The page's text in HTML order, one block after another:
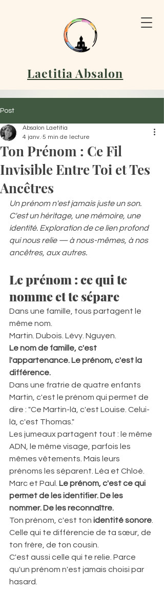
Laetitia Absalon
Post
Ton Prénom : Ce Fil
Invisible Entre Toi et Tes
Ancêtres
Absalon Laetitia
4 janv. 5 min de lecture
Un prénom n'est jamais juste un son.
C'est un héritage, une mémoire, une
identité. Exploration de ce lien profond
qui nous relie — à nous-mêmes, à nos
ancêtres, aux autres.
Le prénom : ce qui te
nomme et te sépare
Dans une famille, tous partagent le
même nom.
Martin. Dubois. Lévy. Nguyen.
Le nom de famille, c'est
l'appartenance. Le prénom, c'est la
différence.
Dans une fratrie de quatre enfants
Martin, c'est le prénom qui permet de
dire : "Ce Martin-là, c'est Louise. Celui-
là, c'est Thomas."
Les jumeaux partagent tout : le même
ADN, le même visage, parfois les
mêmes vêtements. Mais leurs
prénoms les séparent. Léa et Chloé.
Marc et Paul. Le prénom, c'est ce qui
permet de les identifier. De les
nommer. De les reconnaître.
Ton prénom, c'est ton identité sonore
Celle qui te différencie de ta sœur, de
ton frère, de ton cousin.
C'est aussi celle qui te relie. Parce
qu'un prénom n'est jamais choisi par
hasard.